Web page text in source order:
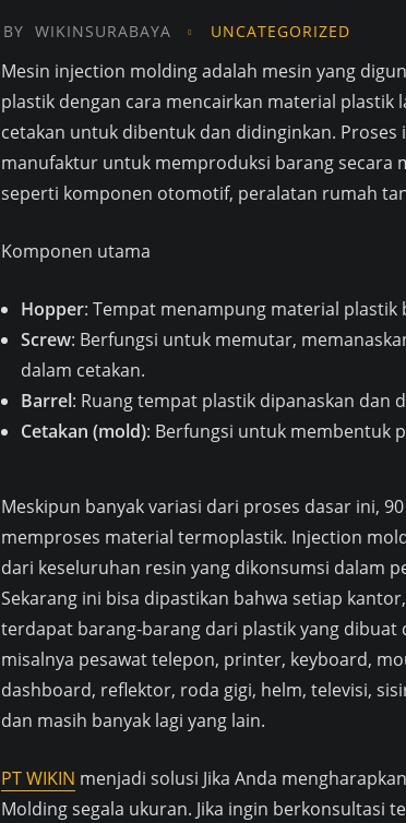
BY WIKINSURABAYA UNCATEGORIZED
Mesin injection molding adalah mesin yang
plastik dengan cara mencairkan material plastik
cetakan untuk dibentuk dan didinginkan.
manufaktur untuk memproduksi barang secara
seperti komponen otomotif, peralatan rumah
Komponen utama
Hopper: Tempat menampung material
Screw: Berfungsi untuk memutar,
dalam cetakan.
Barrel: Ruang tempat plastik dipanaskan dan
Cetakan (mold): Berfungsi untuk membentuk
Meskipun banyak variasi dari proses dasar ini,
memproses material termoplastik. Injection
dari keseluruhan resin yang dikonsumsi dalam
Sekarang ini bisa dipastikan bahwa setiap
terdapat barang-barang dari plastik yang dibuat
misalnya pesawat telepon, printer, keyboard,
dashboard, reflektor, roda gigi, helm, televisi,
dan masih banyak lagi yang lain.
PT WIKIN menjadi solusi Jika Anda
Molding segala ukuran. Jika ingin berkonsultasi